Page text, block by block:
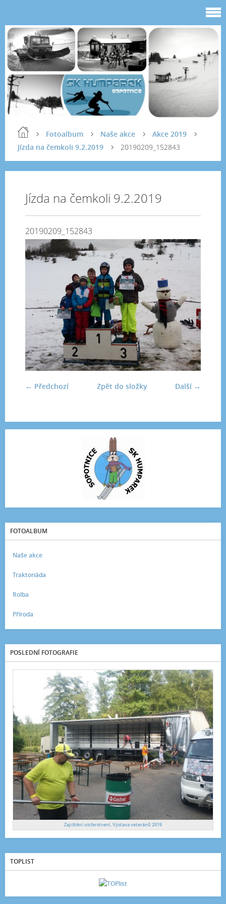
Fotoalbum Naše akce
Akce 2019
Jízda na čemkoli 9.2.2019
20190209_152843
Jízda na čemkoli 9.2.2019
20190209_152843
← Předchozí Další →
Zpět do složky
FOTOALBUM
Naše akce
Traktoriáda
Rolba
Příroda
POSLEDNÍ FOTOGRAFIE
Zajištění občerstvení, Výstava veteránů 2019
TOPLIST